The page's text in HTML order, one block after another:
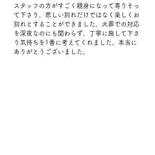
スタッフの方がすごく親身になって寄りそっ
て下さり、悲しい別れだけではなく楽しくお
別れとすることができました。火葬での対応
を深夜なのにも関わらず、丁寧に施して下さ
り気持ちを1番に考えてくれました。本当に
ありがとうございました。